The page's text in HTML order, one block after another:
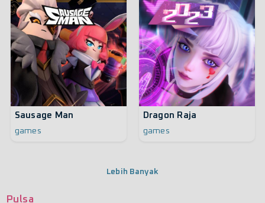
Sausage Man
games
Dragon Raja
games
Lebih Banyak
Pulsa